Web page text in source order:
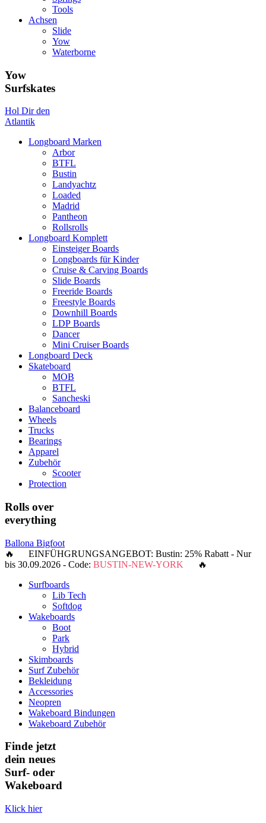
Tools
Achsen
Slide
Yow
Waterborne
Yow
Surfskates
Hol Dir den
Atlantik
Longboard Marken
Arbor
BTFL
Bustin
Landyachtz
Loaded
Madrid
Pantheon
Rollsrolls
Longboard Komplett
Einsteiger Boards
Longboards für Kinder
Cruise & Carving Boards
Slide Boards
Freeride Boards
Freestyle Boards
Downhill Boards
LDP Boards
Dancer
Mini Cruiser Boards
Longboard Deck
Skateboard
MOB
BTFL
Sancheski
Balanceboard
Wheels
Trucks
Bearings
Apparel
Zubehör
Scooter
Protection
Rolls over
everything
Ballona Bigfoot
🔥 EINFÜHGRUNGSANGEBOT: Bustin: 25% Rabatt - Nur
bis 30.09.2026 - Code: BUSTIN-NEW-YORK 🔥
Surfboards
Lib Tech
Softdog
Wakeboards
Boot
Park
Hybrid
Skimboards
Surf Zubehör
Bekleidung
Accessories
Neopren
Wakeboard Bindungen
Wakeboard Zubehör
Finde jetzt
dein neues
Surf- oder
Wakeboard
Klick hier